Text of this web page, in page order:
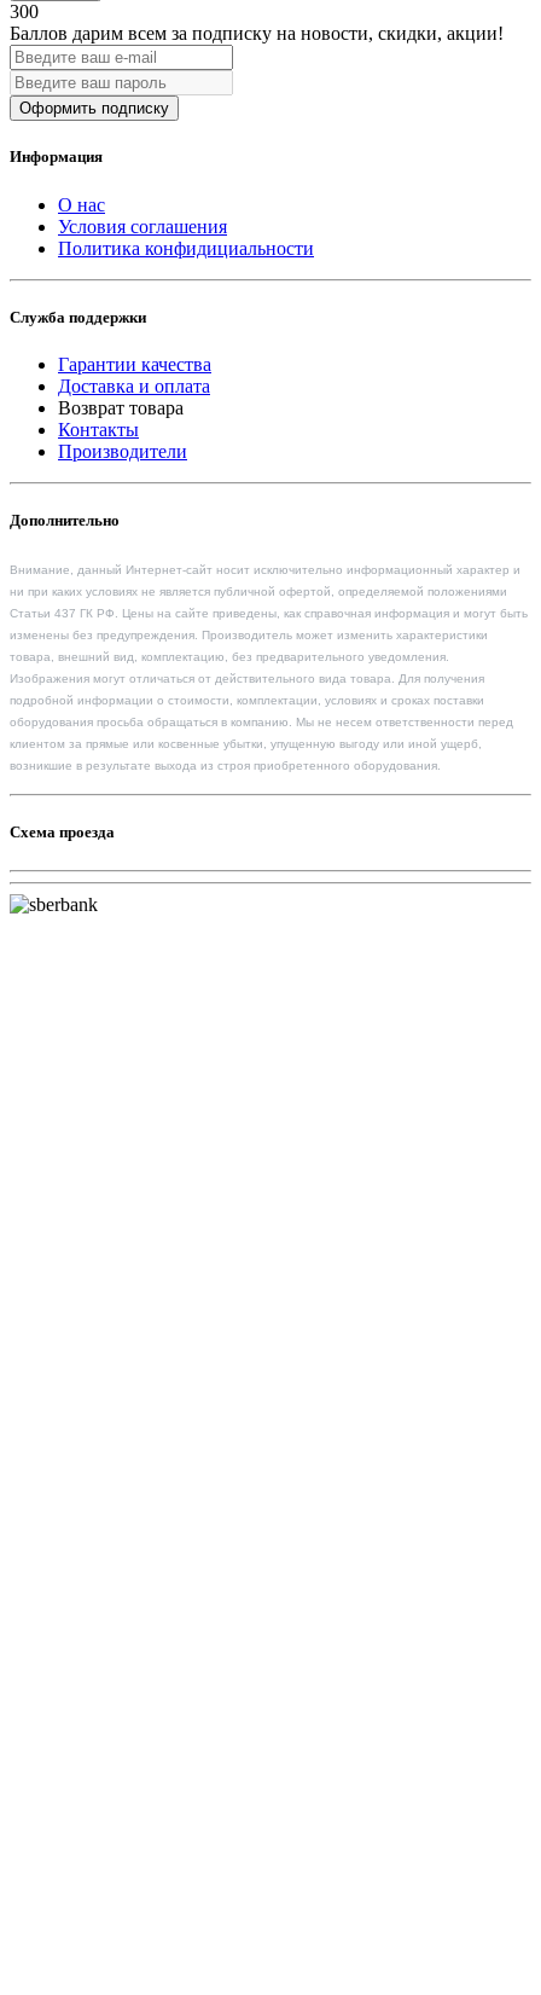
300
Баллов дарим всем за подписку на новости, скидки, акции!
Оформить подписку
Информация
О нас
Условия соглашения
Политика конфидициальности
Служба поддержки
Гарантии качества
Доставка и оплата
Возврат товара
Контакты
Производители
Дополнительно
Внимание, данный Интернет-сайт носит исключительно информационный характер и
ни при каких условиях не является публичной офертой, определяемой положениями
Статьи 437 ГК РФ. Цены на сайте приведены, как справочная информация и могут быть
изменены без предупреждения. Производитель может изменить характеристики
товара, внешний вид, комплектацию, без предварительного уведомления.
Изображения могут отличаться от действительного вида товара. Для получения
подробной информации о стоимости, комплектации, условиях и сроках поставки
оборудования просьба обращаться в компанию. Мы не несем ответственности перед
клиентом за прямые или косвенные убытки, упущенную выгоду или иной ущерб,
возникшие в результате выхода из строя приобретенного оборудования.
Схема проезда